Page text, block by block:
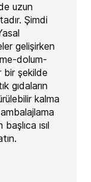
uzun
Şimdi
gelişirken
dolum-
bir şekilde
gıdaların
kalma
ısıl